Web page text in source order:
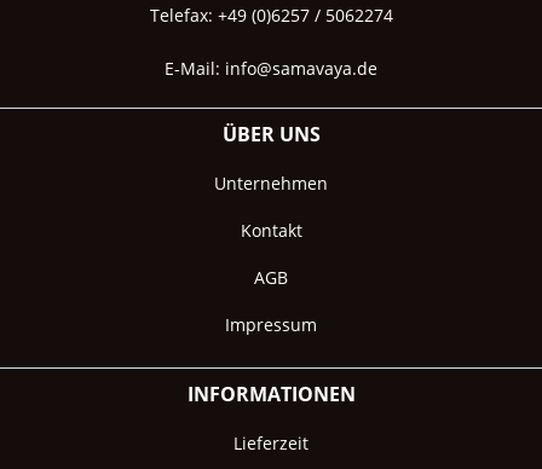
Telefax: +49 (0)6257 / 5062274
E-Mail: info@samavaya.de
ÜBER UNS
Unternehmen
Kontakt
AGB
Impressum
INFORMATIONEN
Lieferzeit